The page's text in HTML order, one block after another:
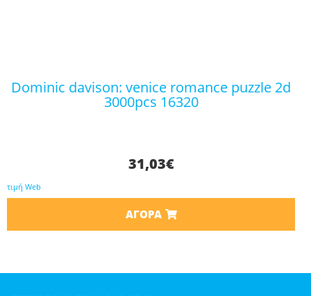
dominic davison: venice romance puzzle 2d
3000pcs 16320
31,03€
τιμή Web
ΑΓΟΡΆ